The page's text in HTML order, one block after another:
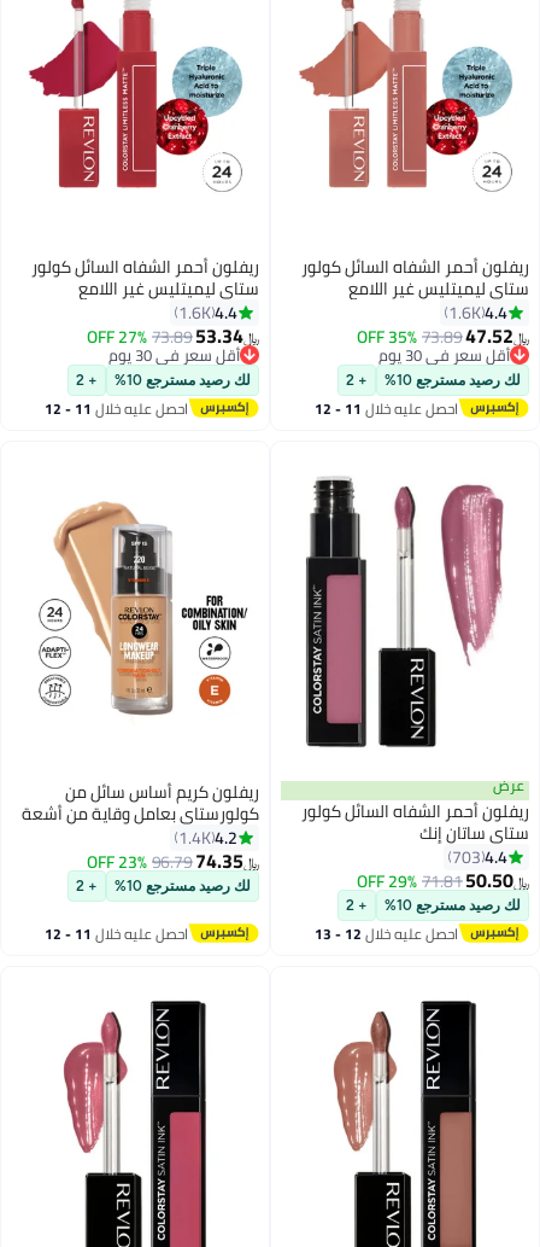
16
ريفلون أحمر الشفاه السائل كولور
ستاي ليميتليس غير اللامع
4.4
1.6K
﷼‏47.52
73.89
35% OFF
أقل سعر في 30 يوم
أقل سعر في 30 يوم
لك رصيد مسترجع 10% + 2
احصل عليه خلال 11 - 12
16
ريفلون أحمر الشفاه السائل كولور
ستاي ليميتليس غير اللامع
4.4
1.6K
﷼‏53.34
73.89
27% OFF
أقل سعر في 30 يوم
أقل سعر في 30 يوم
لك رصيد مسترجع 10% + 2
احصل عليه خلال 11 - 12
13
عرض
ريفلون أحمر الشفاه السائل كولور
ستاي ساتان إنك
4.4
703
﷼‏50.50
71.81
29% OFF
لك رصيد مسترجع 10% + 2
احصل عليه خلال 12 - 13
10
ريفلون كريم أساس سائل من
كولورستاي بعامل وقاية من أشعة
الشمس 15 220 بيج طبيعي
4.2
1.4K
﷼‏74.35
96.79
23% OFF
لك رصيد مسترجع 10% + 2
احصل عليه خلال 11 - 12